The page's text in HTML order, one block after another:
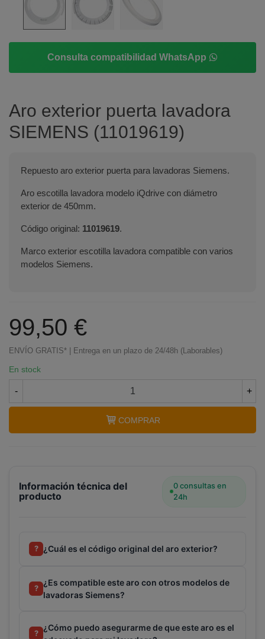
Consulta compatibilidad WhatsApp
Aro exterior puerta lavadora
SIEMENS (11019619)
Repuesto aro exterior puerta para lavadoras Siemens.
Aro escotilla lavadora modelo iQdrive con diámetro
exterior de 450mm.
Código original: 11019619.
Marco exterior escotilla lavadora compatible con varios
modelos Siemens.
99,50 €
ENVÍO GRATIS* | Entrega en un plazo de 24/48h (Laborables)
En stock
- +
COMPRAR
Información técnica del
producto
0 consultas en
24h
? ¿Cuál es el código original del aro exterior?
?
¿Es compatible este aro con otros modelos de
lavadoras Siemens?
?
¿Cómo puedo asegurarme de que este aro es el
Terminal de consulta○ Motor activo -Aro
exterior puerta lavadora SIEMENS (11019619)